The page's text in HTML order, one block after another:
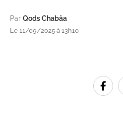
Par Qods Chabâa
Le 11/09/2025 à 13h10